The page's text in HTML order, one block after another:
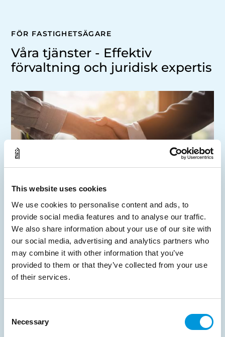
This website uses cookies
We use cookies to personalise content and ads, to
provide social media features and to analyse our traffic.
We also share information about your use of our site with
our social media, advertising and analytics partners who
may combine it with other information that you’ve
provided to them or that they’ve collected from your use
of their services.
Selection
Necessary
FÖR FASTIGHETSÄGARE
Våra tjänster - Effektiv
förvaltning och juridisk expertis
Hyresförhandling
Med vår gedigna erfarenhet och lokalkännedom
förhandlar vi åt dig för att säkerställa bästa